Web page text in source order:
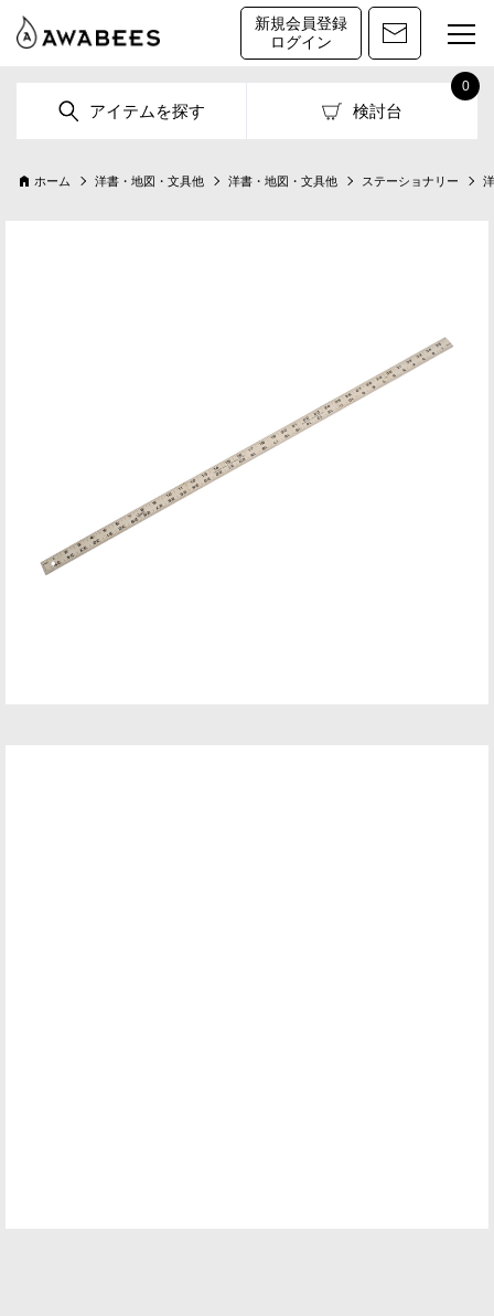
新規会員登録
ログイン
アイテムを探す 検討台
0
ホーム 洋書・地図・文具他 洋書・地図・文具他 ステーショナリー